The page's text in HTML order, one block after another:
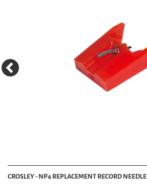
CROSLEY - NP4 REPLACEMENT RECORD NEEDLE